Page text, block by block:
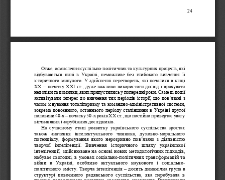
24
Отже, осмислення суспільно-політичних та культурних процесів, які
відбуваються  нині  в  Україні ,  неможливе  без  глибокого  вивчення  її
історичного минулого. У здійсненні перетворень, які почалися в кінці
ХХ – початку ХХІ ст., дуже важливо використати досвід і врахувати
недоліки та помилки, яких припустились у попередні роки. Саме ці події
активізували інтерес до вивчення тих періодів історії, що пов’язані з
часом існування тоталітаризму та командно-адміністративної системи,
зокрема повоєнного, останнього періоду сталінщини в Україні другої
половини 40-х –початку 50-х років ХХ ст., що постійно привертає увагу
вітчизняних і зарубіжних дослідників.
На  сучасному  етапі  розвитку  українського  суспільства  зростає
також  значення  інтелектуального  чинника,  духовно-морального
потенціалу,  формування  якого  нерозривно  пов’язано  з  діяльністю
творчої
інтелігенції.  Вивчення  історичного  шляху  української
інтелігенції, здійснюване на основі нових методологічних підходів,
набуває сьогодні, в умовах соціально-політичних трансформацій та
війни  в  Україні,  особливо  актуального  наукового  і  соціально-
політичного змісту. Творча інтелігенція – досить динамічна група в
структурі  повоєнного  радянського  суспільства,  яка  перебувала  в